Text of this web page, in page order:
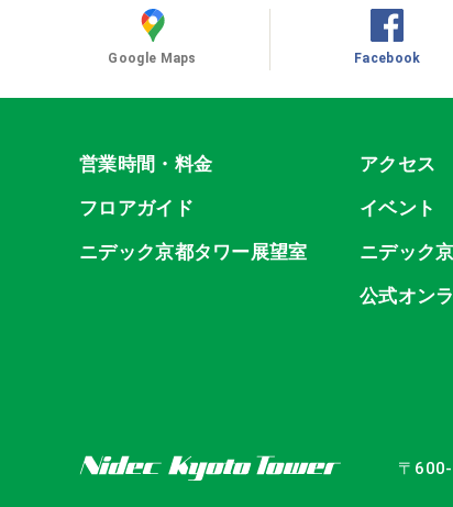
Google Maps Facebook
営業時間・料金
フロアガイド
ニデック京都タワー展望室
アクセス
イベント
ニデック
公式オン
〒